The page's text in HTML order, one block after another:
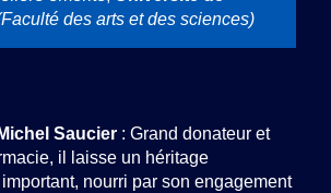
des arts et des sciences)
Michel Saucier : Grand donateur et
il laisse un héritage
nourri par son engagement